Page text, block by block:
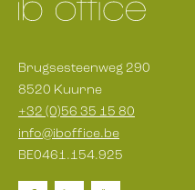
Brugsesteenweg 290
8520 Kuurne
+32 (0)56 35 15 80
info@iboffice.be
BE0461.154.925